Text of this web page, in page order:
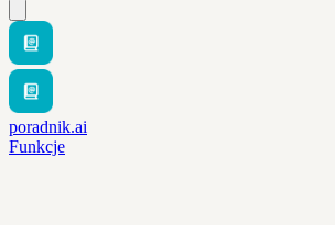
poradnik.ai
Funkcje